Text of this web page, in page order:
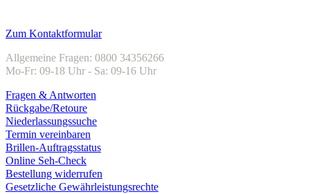
Zum Kontaktformular
Allgemeine Fragen: 0800 34356266
Mo-Fr: 09-18 Uhr - Sa: 09-16 Uhr
Fragen & Antworten
Rückgabe/Retoure
Niederlassungssuche
Termin vereinbaren
Brillen-Auftragsstatus
Online Seh-Check
Bestellung widerrufen
Gesetzliche Gewährleistungsrechte